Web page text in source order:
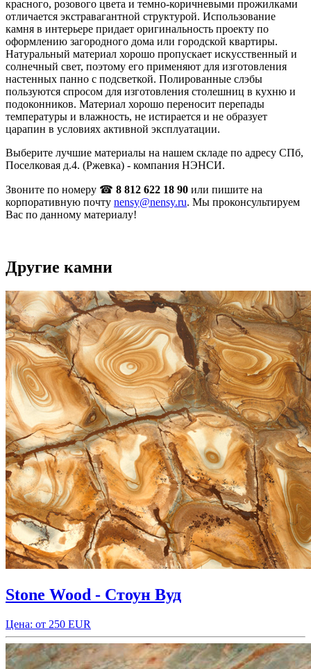
красного, розового цвета и темно-коричневыми прожилками
отличается экстравагантной структурой. Использование
камня в интерьере придает оригинальность проекту по
оформлению загородного дома или городской квартиры.
Натуральный материал хорошо пропускает искусственный и
солнечный свет, поэтому его применяют для изготовления
настенных панно с подсветкой. Полированные слэбы
пользуются спросом для изготовления столешниц в кухню и
подоконников. Материал хорошо переносит перепады
температуры и влажность, не истирается и не образует
царапин в условиях активной эксплуатации.
Выберите лучшие материалы на нашем складе по адресу СПб,
Поселковая д.4. (Ржевка) - компания НЭНСИ.
Звоните по номеру ☎ 8 812 622 18 90 или пишите на
корпоративную почту nensy@nensy.ru. Мы проконсультируем
Вас по данному материалу!
Другие камни
Stone Wood - Стоун Вуд
Цена: от 250 EUR